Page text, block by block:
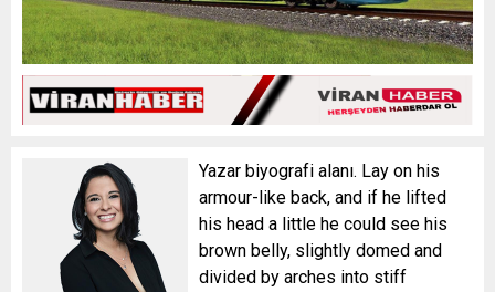
Yazar biyografi alanı. Lay on his
armour-like back, and if he lifted
his head a little he could see his
brown belly, slightly domed and
divided by arches into stiff